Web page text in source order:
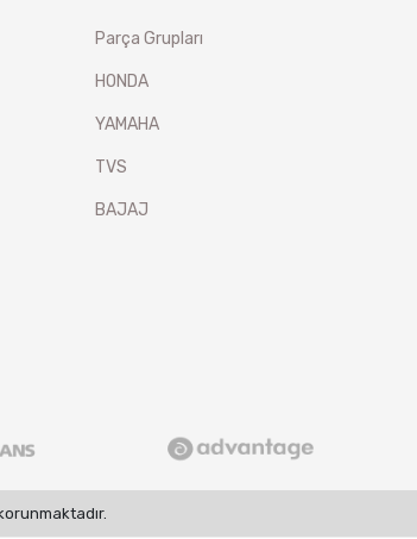
Parça Grupları
HONDA
YAMAHA
TVS
BAJAJ